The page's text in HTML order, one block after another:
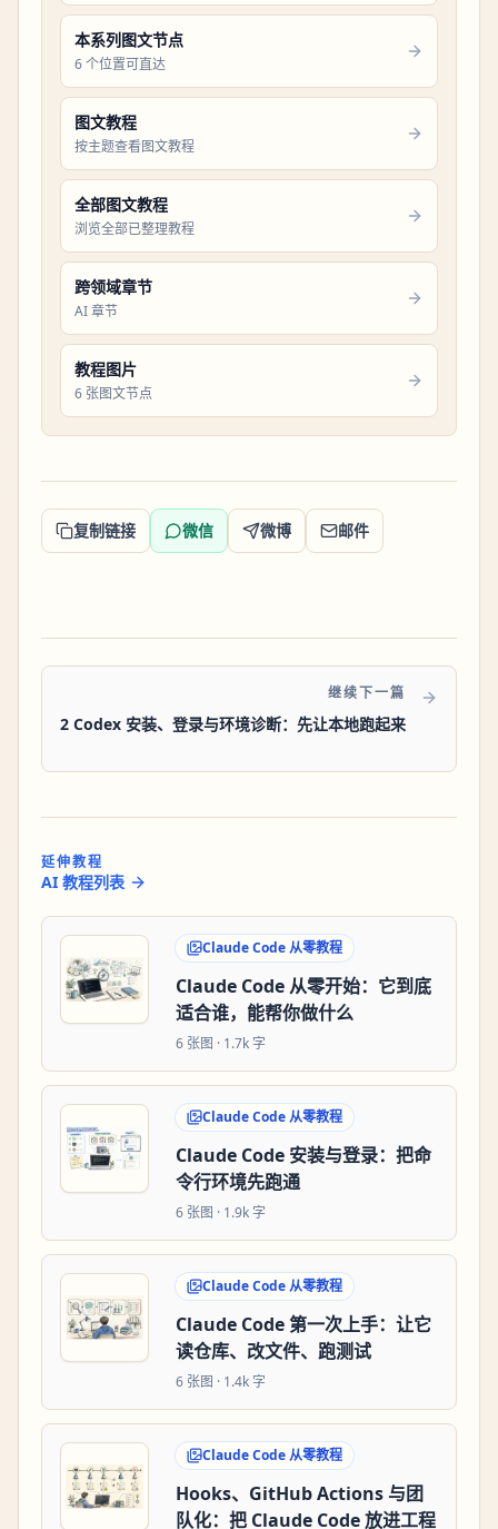
本系列图文节点
6 个位置可直达
图文教程
按主题查看图文教程
全部图文教程
浏览全部已整理教程
跨领域章节
AI 章节
教程图片
6 张图文节点
复制链接 微信 微博 邮件
继续下一篇
2 Codex 安装、登录与环境诊断：先让本地跑起来
延伸教程
AI 教程列表
Claude Code 从零教程
Claude Code 从零开始：它到底
适合谁，能帮你做什么
6 张图 · 1.7k 字
Claude Code 从零教程
Claude Code 安装与登录：把命
令行环境先跑通
6 张图 · 1.9k 字
Claude Code 从零教程
Claude Code 第一次上手：让它
读仓库、改文件、跑测试
6 张图 · 1.4k 字
Claude Code 从零教程
Hooks、GitHub Actions 与团
队化：把 Claude Code 放进工程